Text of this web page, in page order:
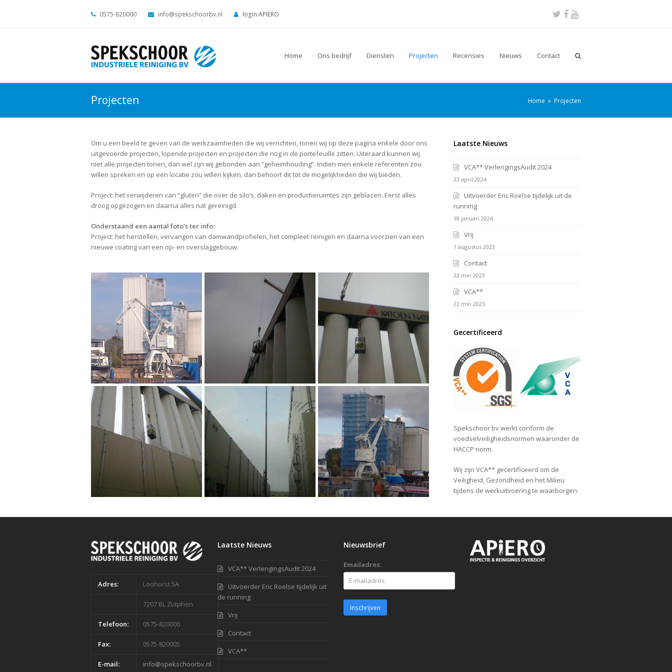
0575-820000 info@spekschoorbv.nl login APIERO Twitter
Facebook
Home Ons bedrijf Diensten Projecten Recensies Nieuws Contact
Projecten Home » Projecten
Om u een beeld te geven van de werkzaamheden die wij verrichten, tonen wij op deze pagina enkele door ons
uitgevoerde projecten, lopende projecten en projecten die nog in de portefeuille zitten. Uiteraard kunnen wij
niet alle projecten tonen, dan wel zijn wij gebonden aan “geheimhouding”. Indien men enkele referenten zou
willen spreken en op een locatie zou willen kijken, dan behoort dit tot de mogelijkheden die wij bieden.
Project: het verwijderen van “gluten” die over de silo’s, daken en productieruimtes zijn geblazen. Eerst alles
droog opgezogen en daarna alles nat gereinigd.
Onderstaand een aantal foto’s ter info:
Project: het herstellen, vervangen van damwandprofielen, het compleet reinigen en daarna voorzien van een
nieuwe coating van een op- en overslaggebouw.
Laatste Nieuws
VCA** VerlengingsAudit 2024
23 april 2024
Uitvoerder Eric Roelse tijdelijk uit de
running
18 januari 2024
Vrij
1 augustus 2023
Contact
22 mei 2023
VCA**
22 mei 2023
Gecertificeerd
Spekschoor bv werkt conform de
voedselveiligheidsnormen waaronder de
HACCP norm.
Wij zijn VCA** gecertificeerd om de
Veiligheid, Gezondheid en het Milieu
tijdens de werkuitvoering te waarborgen.
Adres: Loohorst 5A
7207 BL Zutphen
Telefoon: 0575-820000
Fax: 0575-820005
E-mail: info@spekschoorbv.nl
Laatste Nieuws
VCA** VerlengingsAudit 2024
Uitvoerder Eric Roelse tijdelijk uit
de running
Vrij
Contact
VCA**
Nieuwsbrief
Emailadres: